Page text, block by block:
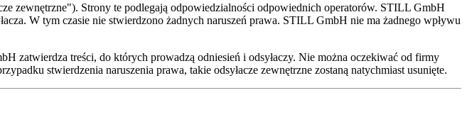
zewnętrzne"). Strony te podlegają odpowiedzialności odpowiednich operatorów. STILL GmbH
W tym czasie nie stwierdzono żadnych naruszeń prawa. STILL GmbH nie ma żadnego wpływu
zatwierdza treści, do których prowadzą odniesień i odsyłaczy. Nie można oczekiwać od firmy
stwierdzenia naruszenia prawa, takie odsyłacze zewnętrzne zostaną natychmiast usunięte.